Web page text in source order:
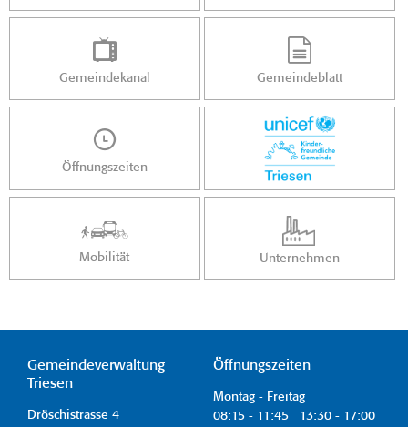
Gemeindekanal Gemeindeblatt
Öffnungszeiten
Mobilität Unternehmen
Gemeindeverwaltung
Triesen
Dröschistrasse 4
Öffnungszeiten
Montag - Freitag
08:15 - 11:45 13:30 - 17:00